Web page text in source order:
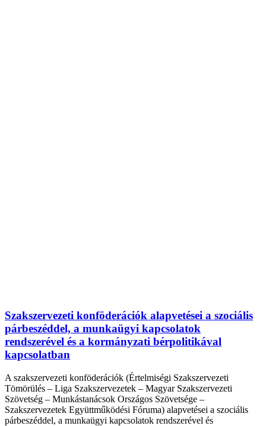
Szakszervezeti konföderációk alapvetései a szociális
párbeszéddel, a munkaügyi kapcsolatok
rendszerével és a kormányzati bérpolitikával
kapcsolatban
A szakszervezeti konföderációk (Értelmiségi Szakszervezeti
Tömörülés – Liga Szakszervezetek – Magyar Szakszervezeti
Szövetség – Munkástanácsok Országos Szövetsége –
Szakszervezetek Együttműködési Fóruma) alapvetései a szociális
párbeszéddel, a munkaügyi kapcsolatok rendszerével és